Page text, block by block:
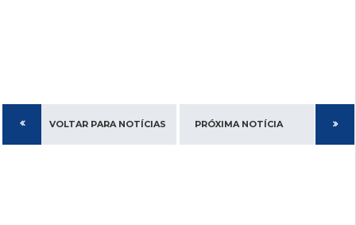
VOLTAR PARA NOTÍCIAS PRÓXIMA NOTÍCIA